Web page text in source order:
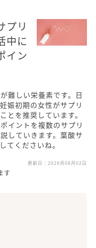
プリ
中に
イン
難しい栄養素です。日
娠初期の女性がサプリ
とを推奨しています。
イントを複数のサプリ
していきます。葉酸サ
てくださいね。
更新日： 2026月08月02日
す